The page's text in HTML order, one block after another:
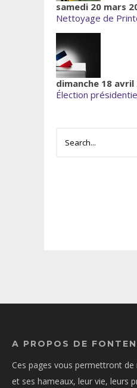
samedi 20 mars
Nettoyage de
dimanche 18 avril
Élection
A PROPOS DE
Ces pages vous permettront
et ses hameaux, leur vie, leurs